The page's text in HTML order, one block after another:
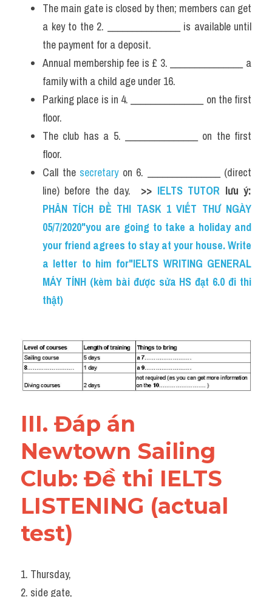
The main gate is closed by then; members can get
a key to the 2. _______________ is available until
the payment for a deposit.
Annual membership fee is £ 3. _______________ a
family with a child age under 16.
Parking place is in 4. _______________ on the first
floor.
The club has a 5. _______________ on the first
floor.
Call the secretary on 6. _______________ (direct
line) before the day. >> IELTS TUTOR
PHÂN TÍCH ĐỀ THI TASK 1 VIẾT THƯ NGÀY
05/7/2020"you are going to take a holiday and
your friend agrees to stay at your house. Write
a letter to him for"IELTS WRITING GENERAL
MÁY TÍNH (kèm bài được sửa HS đạt 6.0 đi thi
thật)
III. Đáp án
Newtown Sailing
Club: Đề thi IELTS
LISTENING (actual
test)
1. Thursday,
2. side gate,